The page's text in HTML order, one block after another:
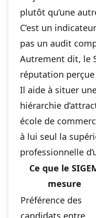
plutôt qu’une
C’est un
pas un audit
Autrement dit, le
réputation
Il aide à situer
hiérarchie
école de
à lui seul la
professionnelle
Ce que le
mesure
Préférence des
candidats entre